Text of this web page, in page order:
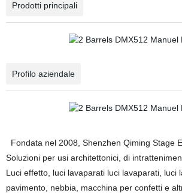
Prodotti principali
Profilo aziendale
Fondata nel 2008, Shenzhen Qiming Stage
Soluzioni per usi architettonici, di
Luci effetto, luci lavaparati luci lavaparati,
pavimento, nebbia, macchina per confetti e